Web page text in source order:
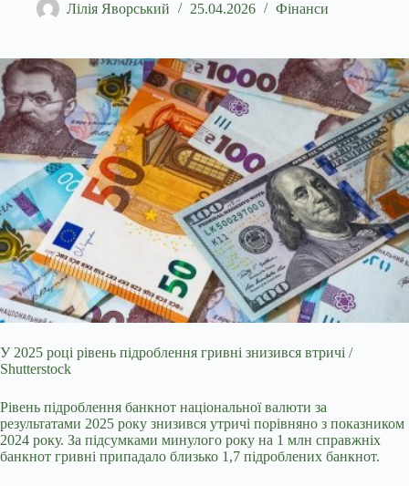
Лілія Яворський 25.04.2026 Фінанси
У 2025 році рівень підроблення гривні знизився втричі /
Shutterstock
Рівень підроблення банкнот національної валюти за
результатами 2025 року знизився утричі порівняно з показником
2024 року. За підсумками минулого року на 1 млн справжніх
банкнот гривні припадало близько 1,7 підроблених банкнот.